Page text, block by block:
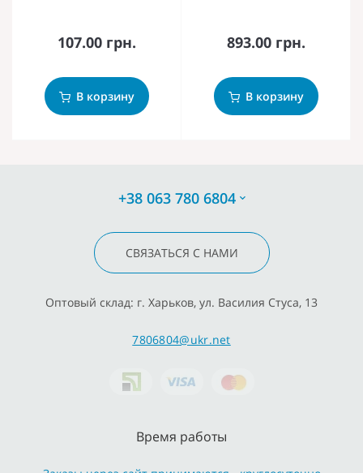
107.00 грн.
В корзину
893.00 грн.
В корзину
+38 063 780 6804
СВЯЗАТЬСЯ С НАМИ
Оптовый склад: г. Харьков, ул. Василия Стуса, 13
7806804@ukr.net
Время работы